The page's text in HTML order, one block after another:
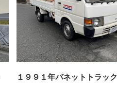
１９９１年バネットトラック